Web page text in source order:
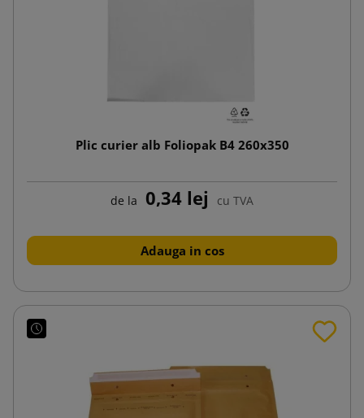
Plic curier alb Foliopak B4 260x350
de la 0,34 lej cu TVA
Adauga in cos